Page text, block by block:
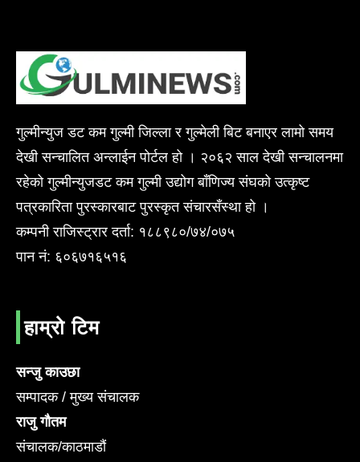
गुल्मीन्युज डट कम गुल्मी जिल्ला र गुल्मेली बिट बनाएर लामो समय
देखी सन्चालित अन्लाईन पोर्टल हो । २०६२ साल देखी सन्चालनमा
रहेको गुल्मीन्युजडट कम गुल्मी उद्योग बाँणिज्य संघको उत्कृष्ट
पत्रकारिता पुरस्कारबाट पुरस्कृत संचारसँस्था हो ।
कम्पनी राजिस्ट्रार दर्ता: १८८९८०/७४/०७५
पान नं: ६०६७१६५१६
हाम्रो टिम
सन्जु काउछा
सम्पादक / मुख्य संचालक
राजु गौतम
संचालक/काठमाडौं